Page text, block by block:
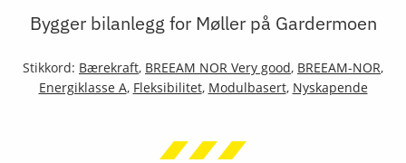
Bygger bilanlegg for Møller på Gardermoen
Stikkord: Bærekraft, BREEAM NOR Very good, BREEAM-NOR,
Energiklasse A, Fleksibilitet, Modulbasert, Nyskapende